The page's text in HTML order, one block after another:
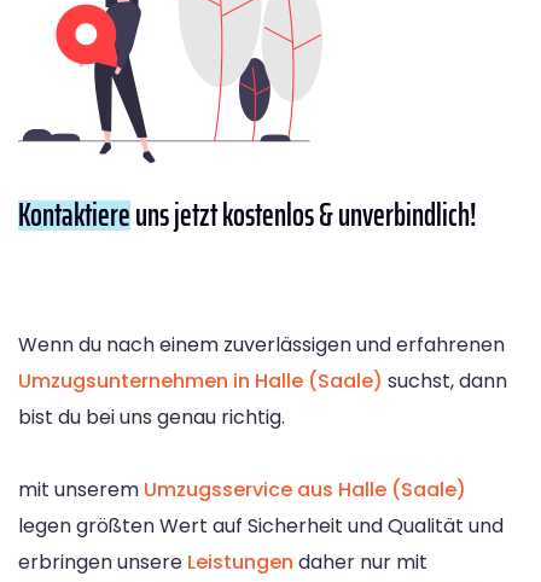
Kontaktiereuns jetzt kostenlos & unverbindlich!
Wenn du nach einem zuverlässigen und erfahrenen
Umzugsunternehmen in Halle (Saale) suchst, dann
bist du bei uns genau richtig.
mit unserem Umzugsservice aus Halle (Saale)
legen größten Wert auf Sicherheit und Qualität und
erbringen unsere Leistungen daher nur mit